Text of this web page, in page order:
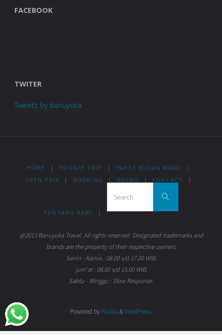
FACEBOOK
TWITER
Tweets by banuyoka
HOME PRIVATE TRIP PAKET BULAN MADU
OPEN TRIP
BOOKING PROMO CONTACT
TENTANG KAMI
Search
@2013 Banuyoka Travel. All rights reserved. Designated trademarks and
brands are the property of their respective owners.
Senin - Kamis : 08.00 s/d 17.00 WIB.
jum'at : 08.00 s/d 15.00 WIB.
Sabtu - Minggu : Slow Response.
Powered byFluida &WordPress.